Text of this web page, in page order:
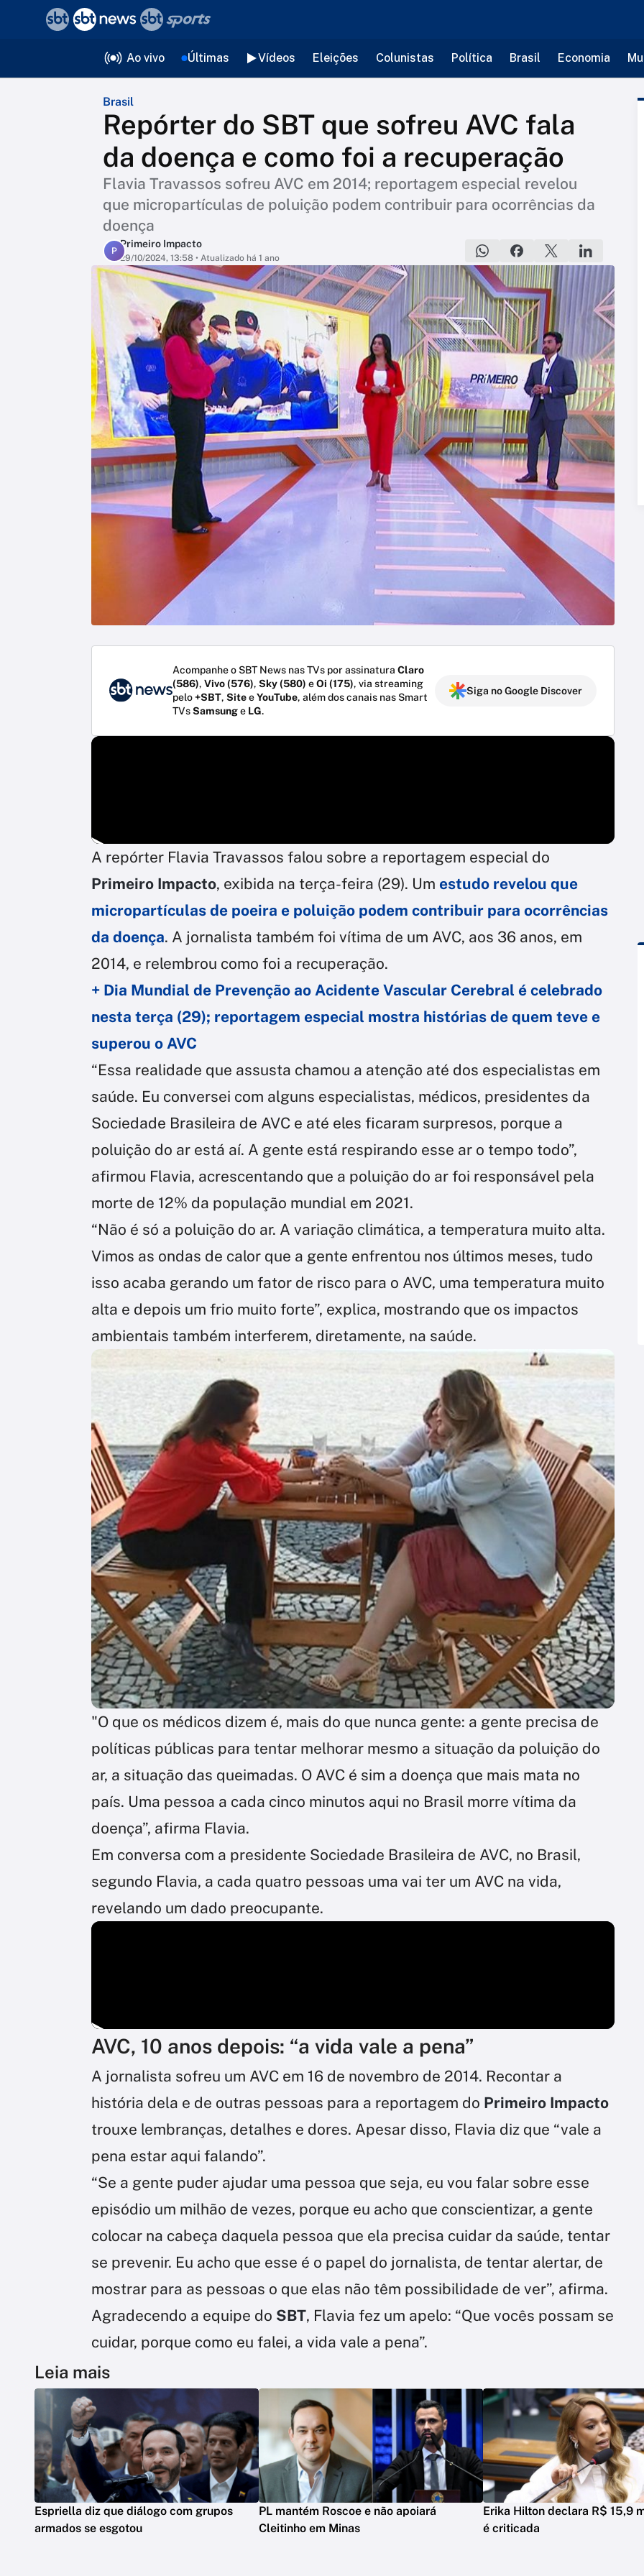
Ao vivo Últimas Vídeos Eleições Colunistas Política Brasil Economia
Brasil
Repórter do SBT que sofreu AVC fala
da doença e como foi a recuperação
Flavia Travassos sofreu AVC em 2014; reportagem especial revelou
que micropartículas de poluição podem contribuir para ocorrências da
doença
P
Primeiro Impacto
29/10/2024, 13:58 • Atualizado há 1 ano
Acompanhe o SBT News nas TVs por assinatura Claro
(586), Vivo (576), Sky (580) eOi (175), via streaming
pelo+SBT, SiteeYouTube, além dos canais nas Smart
TVsSamsunge LG.
Siga no Google Discover
A repórter Flavia Travassos falou sobre a reportagem especial do
Primeiro Impacto, exibida na terça-feira (29). Um estudo revelou que
micropartículas de poeira e poluição podem contribuir para ocorrências
da doença. A jornalista também foi vítima de um AVC, aos 36 anos, em
2014, e relembrou como foi a recuperação.
+ Dia Mundial de Prevenção ao Acidente Vascular Cerebral é celebrado
nesta terça (29); reportagem especial mostra histórias de quem teve e
superou o AVC
“Essa realidade que assusta chamou a atenção até dos especialistas em
saúde. Eu conversei com alguns especialistas, médicos, presidentes da
Sociedade Brasileira de AVC e até eles ficaram surpresos, porque a
poluição do ar está aí. A gente está respirando esse ar o tempo todo”,
afirmou Flavia, acrescentando que a poluição do ar foi responsável pela
morte de 12% da população mundial em 2021.
“Não é só a poluição do ar. A variação climática, a temperatura muito alta.
Vimos as ondas de calor que a gente enfrentou nos últimos meses, tudo
isso acaba gerando um fator de risco para o AVC, uma temperatura muito
alta e depois um frio muito forte”, explica, mostrando que os impactos
ambientais também interferem, diretamente, na saúde.
"O que os médicos dizem é, mais do que nunca gente: a gente precisa de
políticas públicas para tentar melhorar mesmo a situação da poluição do
ar, a situação das queimadas. O AVC é sim a doença que mais mata no
país. Uma pessoa a cada cinco minutos aqui no Brasil morre vítima da
doença”, afirma Flavia.
Em conversa com a presidente Sociedade Brasileira de AVC, no Brasil,
segundo Flavia, a cada quatro pessoas uma vai ter um AVC na vida,
revelando um dado preocupante.
AVC, 10 anos depois: “a vida vale a pena”
A jornalista sofreu um AVC em 16 de novembro de 2014. Recontar a
história dela e de outras pessoas para a reportagem do Primeiro Impacto
trouxe lembranças, detalhes e dores. Apesar disso, Flavia diz que “vale a
pena estar aqui falando”.
“Se a gente puder ajudar uma pessoa que seja, eu vou falar sobre esse
episódio um milhão de vezes, porque eu acho que conscientizar, a gente
colocar na cabeça daquela pessoa que ela precisa cuidar da saúde, tentar
se prevenir. Eu acho que esse é o papel do jornalista, de tentar alertar, de
mostrar para as pessoas o que elas não têm possibilidade de ver”, afirma.
Agradecendo a equipe do SBT, Flavia fez um apelo: “Que vocês possam se
cuidar, porque como eu falei, a vida vale a pena”.
Leia mais
Espriella diz que diálogo com grupos
armados se esgotou
PL mantém Roscoe e não apoiará
Cleitinho em Minas
Erika Hilton declara R$ 15,9
é criticada
voltar
Editorias